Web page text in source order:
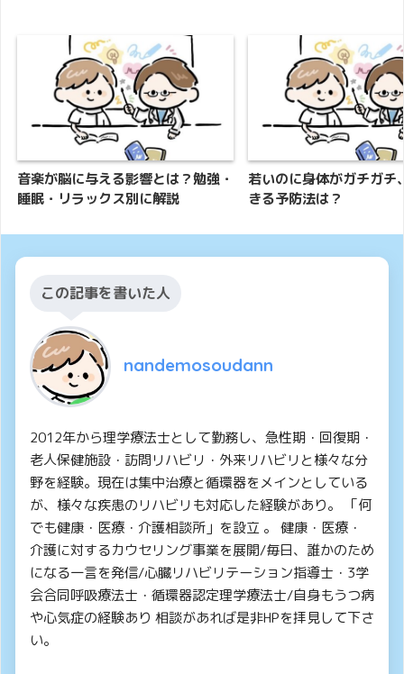
音楽が脳に与える影響とは？勉強・
睡眠・リラックス別に解説
若いのに身体がガチガチ
きる予防法は？
この記事を書いた人
nandemosoudann
2012年から理学療法士として勤務し、急性期・回復期・
老人保健施設・訪問リハビリ・外来リハビリと様々な分
野を経験。現在は集中治療と循環器をメインとしている
が、様々な疾患のリハビリも対応した経験があり。 「何
でも健康・医療・介護相談所」を設立 。 健康・医療・
介護に対するカウセリング事業を展開/毎日、誰かのため
になる一言を発信/心臓リハビリテーション指導士・3学
会合同呼吸療法士・循環器認定理学療法士/自身もうつ病
や心気症の経験あり 相談があれば是非HPを拝見して下さ
い。